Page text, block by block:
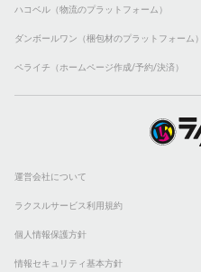
ハコベル（物流のプラットフォーム）
ダンボールワン（梱包材のプラットフォーム）
ペライチ（ホームページ作成/予約/決済）
運営会社について
ラクスルサービス利用規約
個人情報保護方針
情報セキュリティ基本方針